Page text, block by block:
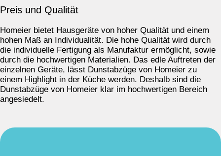
Preis und Qualität
Homeier bietet Hausgeräte von hoher Qualität und einem
hohen Maß an Individualität. Die hohe Qualität wird durch
die individuelle Fertigung als Manufaktur ermöglicht, sowie
durch die hochwertigen Materialien. Das edle Auftreten der
einzelnen Geräte, lässt Dunstabzüge von Homeier zu
einem Highlight in der Küche werden. Deshalb sind die
Dunstabzüge von Homeier klar im hochwertigen Bereich
angesiedelt.